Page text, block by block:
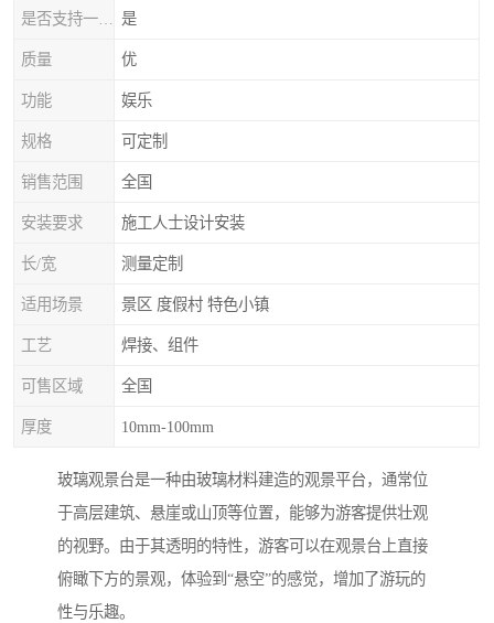
是
质量 优
功能 娱乐
规格 可定制
销售范围 全国
安装要求 施工人士设计安装
长/宽 测量定制
适用场景 景区 度假村 特色小镇
工艺 焊接、组件
可售区域 全国
厚度 10mm-100mm
玻璃观景台是一种由玻璃材料建造的观景平台，通常位
于高层建筑、悬崖或山顶等位置，能够为游客提供壮观
的视野。由于其透明的特性，游客可以在观景台上直接
俯瞰下方的景观，体验到“悬空”的感觉，增加了游玩的
性与乐趣。